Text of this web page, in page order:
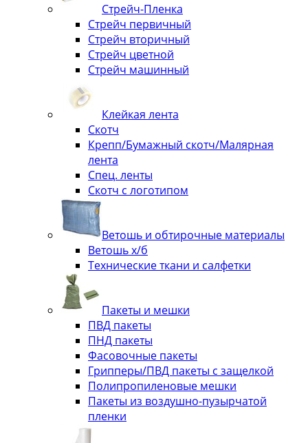
Стрейч-Пленка
Стрейч первичный
Стрейч вторичный
Стрейч цветной
Стрейч машинный
Клейкая лента
Скотч
Крепп/Бумажный скотч/Малярная
лента
Спец. ленты
Скотч с логотипом
Ветошь и обтирочные материалы
Ветошь х/б
Технические ткани и салфетки
Пакеты и мешки
ПВД пакеты
ПНД пакеты
Фасовочные пакеты
Грипперы/ПВД пакеты с защелкой
Полипропиленовые мешки
Пакеты из воздушно-пузырчатой
пленки